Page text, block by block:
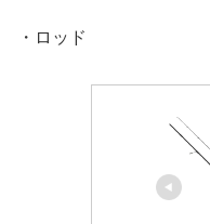
・ロッド